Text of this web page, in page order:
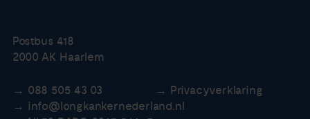
Postbus 418
2000 AK Haarlem
088 505 43 03
Privacyverklaring
info@longkankernederland.nl